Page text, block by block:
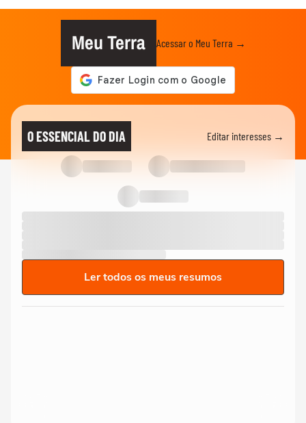
Meu Terra Acessar o Meu Terra →
O ESSENCIAL DO DIA Editar interesses →
Ler todos os meus resumos